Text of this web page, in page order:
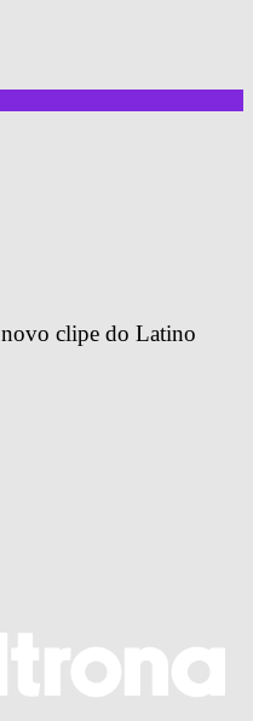
clipe do Latino